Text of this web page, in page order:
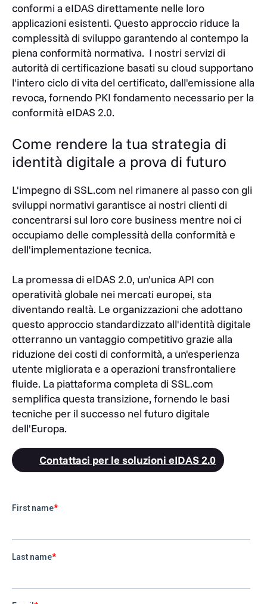
conformi a eIDAS direttamente nelle loro
applicazioni esistenti. Questo approccio riduce la
complessità di sviluppo garantendo al contempo la
piena conformità normativa. I nostri servizi di
autorità di certificazione basati su cloud supportano
l'intero ciclo di vita del certificato, dall'emissione alla
revoca, fornendo PKI fondamento necessario per la
conformità eIDAS 2.0.
Come rendere la tua strategia di
identità digitale a prova di futuro
L'impegno di SSL.com nel rimanere al passo con gli
sviluppi normativi garantisce ai nostri clienti di
concentrarsi sul loro core business mentre noi ci
occupiamo delle complessità della conformità e
dell'implementazione tecnica.
La promessa di eIDAS 2.0, un'unica API con
operatività globale nei mercati europei, sta
diventando realtà. Le organizzazioni che adottano
questo approccio standardizzato all'identità digitale
otterranno un vantaggio competitivo grazie alla
riduzione dei costi di conformità, a un'esperienza
utente migliorata e a operazioni transfrontaliere
fluide. La piattaforma completa di SSL.com
semplifica questa transizione, fornendo le basi
tecniche per il successo nel futuro digitale
dell'Europa.
Contattaci per le soluzioni eIDAS 2.0